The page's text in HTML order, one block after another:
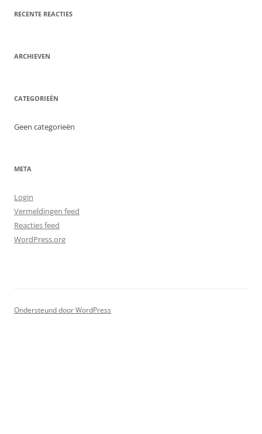
RECENTE REACTIES
ARCHIEVEN
CATEGORIEËN
Geen categorieën
META
Login
Vermeldingen feed
Reacties feed
WordPress.org
Ondersteund door WordPress